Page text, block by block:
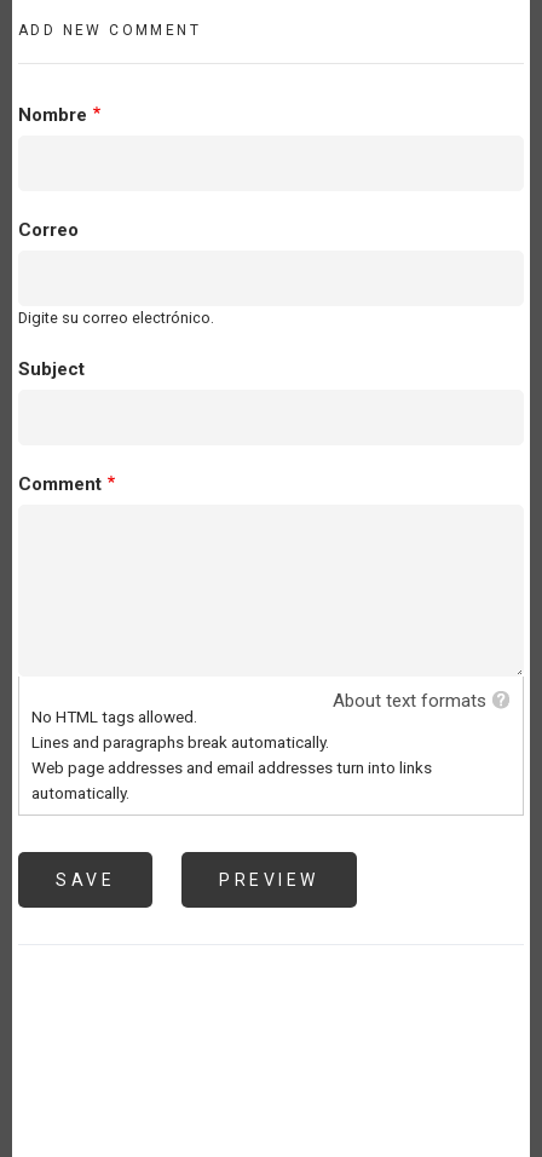
ADD NEW COMMENT
Nombre
Correo
Digite su correo electrónico.
Subject
Comment
About text formats
No HTML tags allowed.
Lines and paragraphs break automatically.
Web page addresses and email addresses turn into links
automatically.